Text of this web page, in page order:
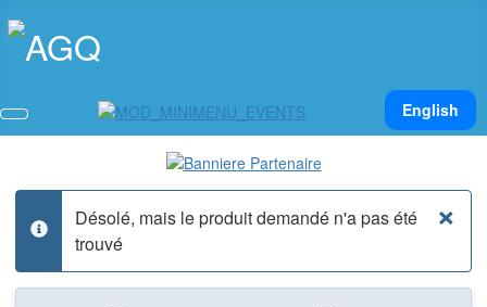
Sélectionnez
English
×
info
Désolé, mais le produit demandé n'a pas été
trouvé